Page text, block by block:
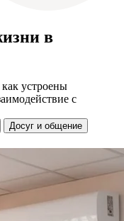
в
устроены
с
Досуг и общение